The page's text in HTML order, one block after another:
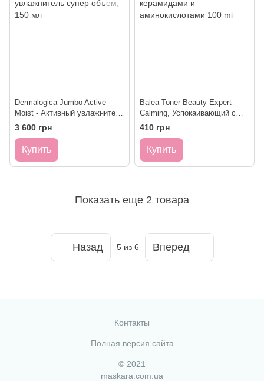
Dermalogica Jumbo Active
Moist - Активный увлажнитель
супер объем, 150 мл
3 600 грн
Купить
Balea Toner Beauty Expert
Calming, Успокаивающий с
керамидами и
аминокислотами 100 ml
410 грн
Купить
Показать еще 2 товара
Назад 5из 6 Вперед
Контакты
Полная версия сайта
© 2021
maskara.com.ua